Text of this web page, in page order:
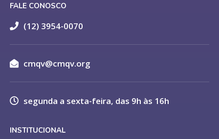
FALE CONOSCO
(12) 3954-0070
cmqv@cmqv.org
segunda a sexta-feira, das 9h às 16h
INSTITUCIONAL